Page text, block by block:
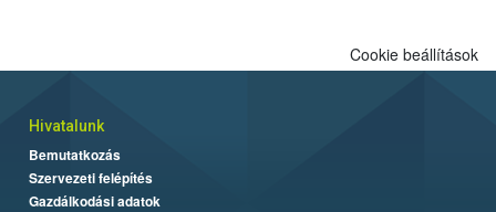
Cookie beállítások
Hivatalunk
Bemutatkozás
Szervezeti felépítés
Gazdálkodási adatok